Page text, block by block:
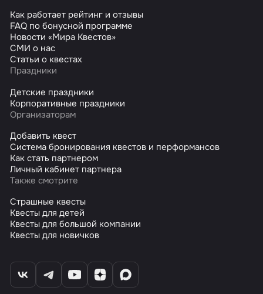
Как работает рейтинг и отзывы
FAQ по бонусной программе
Новости «Мира Квестов»
СМИ о нас
Статьи о квестах
Праздники
Детские праздники
Корпоративные праздники
Организаторам
Добавить квест
Система бронирования квестов и перформансов
Как стать партнером
Личный кабинет партнера
Также смотрите
Страшные квесты
Квесты для детей
Квесты для большой компании
Квесты для новичков